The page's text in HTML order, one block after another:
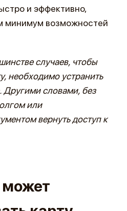
и эффективно,
минимум возможностей
случаев, чтобы
необходимо устранить
Другими словами, без
или
вернуть доступ к
может